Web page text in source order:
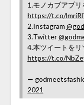
1.モノカブアプ
https://t.co/
2.Instagram
3.Twitter
4.本ツイートを
https://t.co/
—
2021